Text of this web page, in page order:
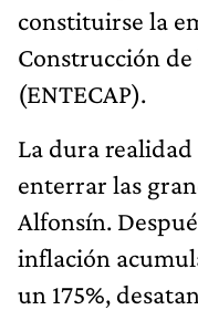
constituirse la
Construcción
(ENTECAP).
La dura realidad
enterrar las
Alfonsín.
inflación
un 175%,